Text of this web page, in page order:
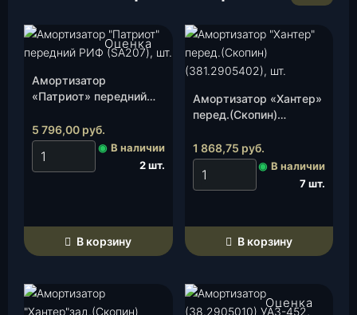
о
р
и
е
.
п
Амортизатор
«Патриот» передний
Оценка
5.00из 5
5 796,00 руб.
◉ В наличии
2 шт.
В корзину
Амортизатор «Хантер»
перед.(Скопин)
1 868,75 руб.
◉ В наличии
7 шт.
В корзину
Оценка